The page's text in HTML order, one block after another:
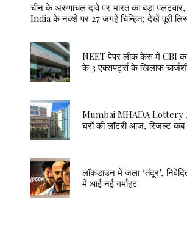
चीन के अरुणाचल दावे पर भारत का बड़ा
India के नक्शे पर 27 जगहें चिन्हित; देखें पूरी
NEET पेपर लीक केस में CBI
के 3 एक्सपर्ट्स के खिलाफ
Mumbai MHADA Lottery
घरों की लॉटरी आज, रिजल्ट
लॉकडाउन में जला ‘तंदूर’,
में आई नई गर्माहट